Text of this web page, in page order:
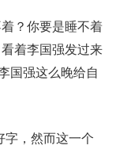
？你要是睡不着
着李国强发过来
国强这么晚给自
字，然而这一个